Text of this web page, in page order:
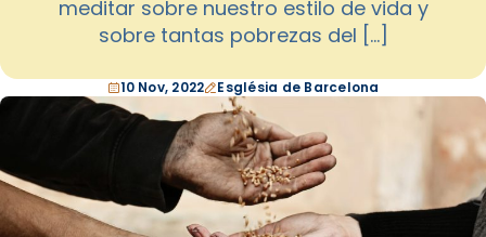
meditar sobre nuestro estilo de vida y
sobre tantas pobrezas del […]
10 Nov, 2022 Església de Barcelona